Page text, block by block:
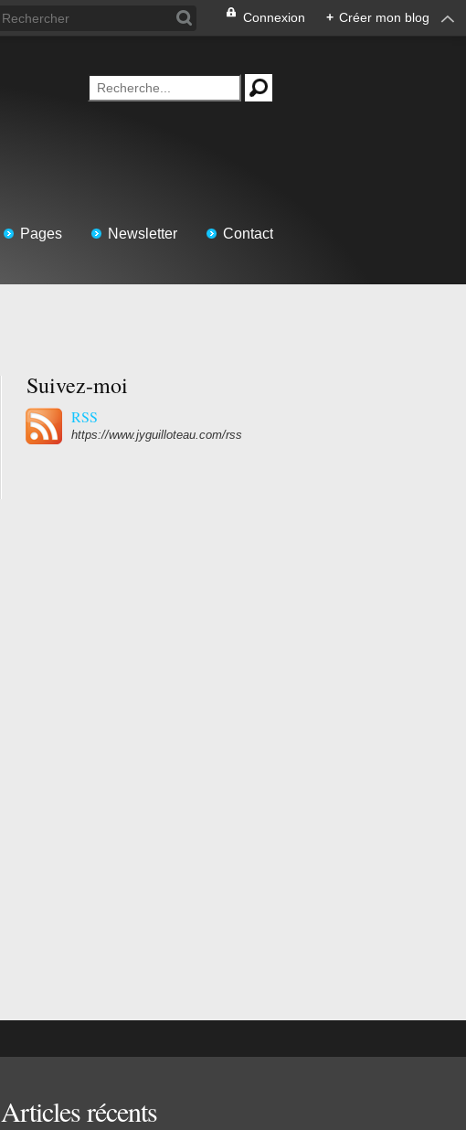
Connexion + Créer mon blog
Pages Newsletter Contact
Suivez-moi
RSS
https://www.jyguilloteau.com/rss
Articles récents